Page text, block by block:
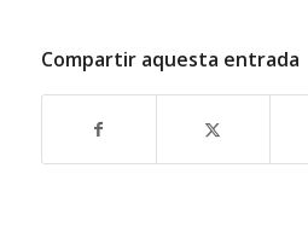
Compartir aquesta entrada